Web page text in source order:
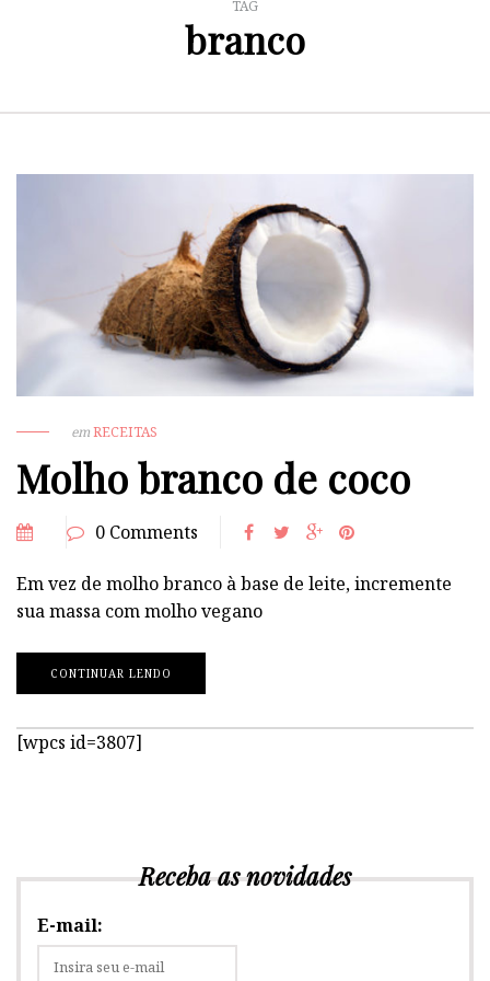
TAG
branco
emRECEITAS
Molho branco de coco
0 Comments
Em vez de molho branco à base de leite, incremente
sua massa com molho vegano
CONTINUAR LENDO
[wpcs id=3807]
Receba as novidades
E-mail: